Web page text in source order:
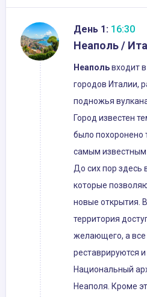
День 1: 16:30
Неаполь /
Неапольвходит
городов Италии,
подножья
Город известен
было похоронено
самым известным
До сих пор здесь
которые
новые открытия.
территория
желающего, а
реставрируются
Национальный
Неаполя. Кроме